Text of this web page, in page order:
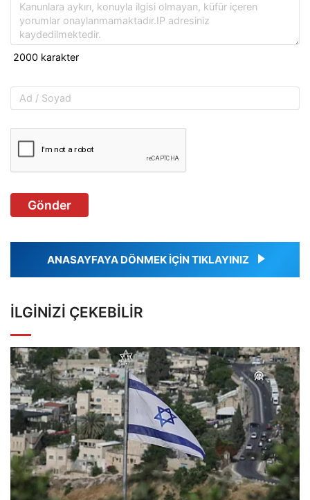
Gönder
ANASAYFAYA DÖNMEK İÇİN TIKLAYINIZ
İLGINIZI ÇEKEBILIR